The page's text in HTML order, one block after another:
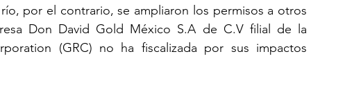
por el contrario, se ampliaron los permisos a otros
Don David Gold México S.A de C.V filial de la
(GRC) no ha fiscalizada por sus impactos